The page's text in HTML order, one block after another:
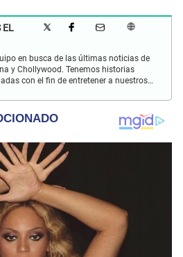
EL
en busca de las últimas noticias de
y Chollywood. Tenemos historias
con el fin de entretener a nuestros